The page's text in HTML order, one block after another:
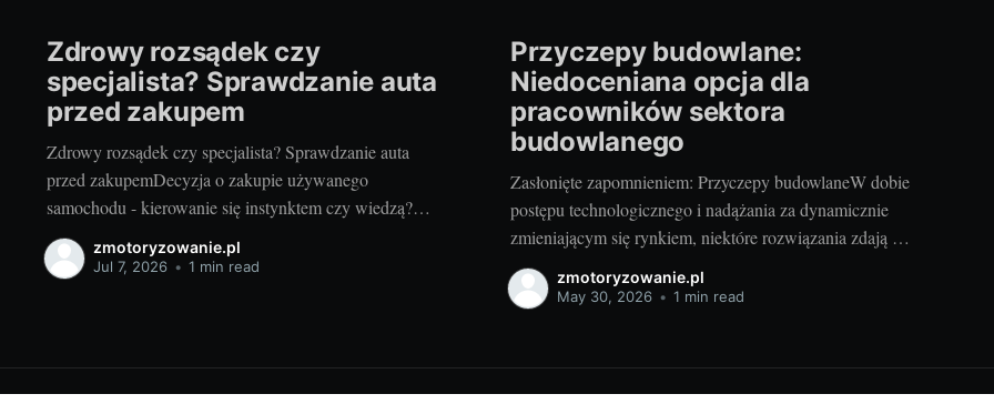
Zdrowy rozsądek czy
specjalista? Sprawdzanie auta
przed zakupem
Zdrowy rozsądek czy specjalista? Sprawdzanie auta
przed zakupemDecyzja o zakupie używanego
samochodu - kierowanie się instynktem czy wiedzą?
Każda decyzja o zainwestowaniu w używany samochód
to spore wyzwanie. Jako pasjonaci motoryzacji często
zmotoryzowanie.pl
Jul 7, 2026 • 1 min read
Przyczepy budowlane:
Niedoceniana opcja dla
pracowników sektora
budowlanego
Zasłonięte zapomnieniem: Przyczepy budowlaneW dobie
postępu technologicznego i nadążania za dynamicznie
zmieniającym się rynkiem, niektóre rozwiązania zdają się
być zapomniane, a ich użyteczność niedoceniana. Tak
jest w przypadku przyczep budowlanych, nazywanych
komfort
zmotoryzowanie.pl
May 30, 2026 • 1 min read